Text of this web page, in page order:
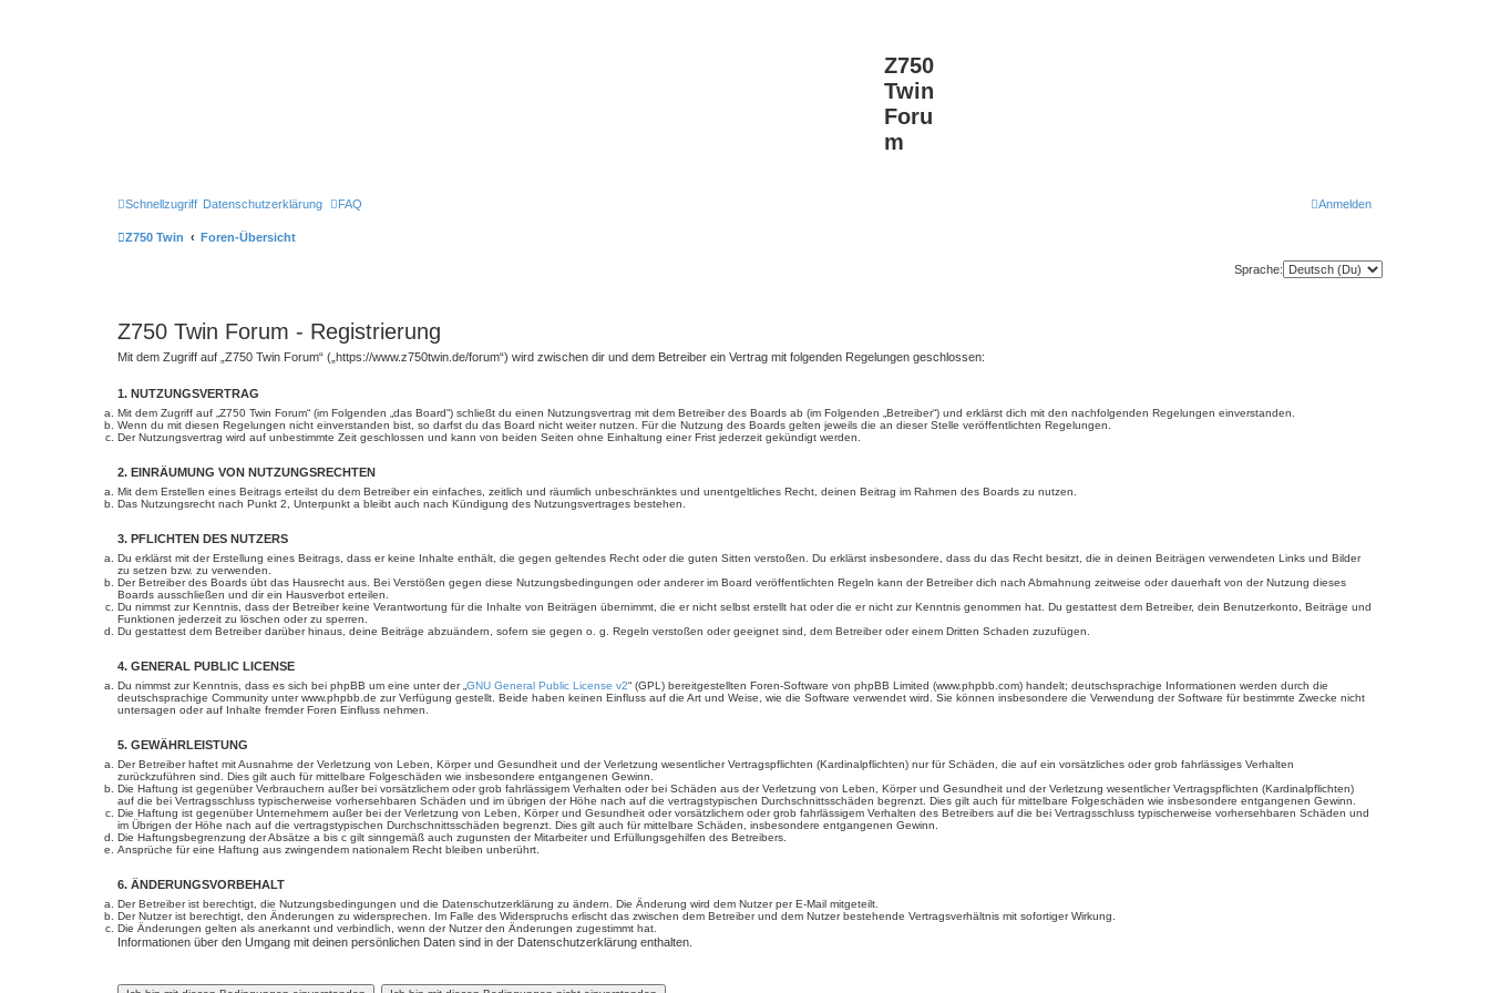
Z750
Twin
Foru
m
Schnellzugriff Datenschutzerklärung FAQ Anmelden
Z750 Twin Foren-Übersicht
Sprache:
Z750 Twin Forum - Registrierung
Mit dem Zugriff auf „Z750 Twin Forum“ („https://www.z750twin.de/forum“) wird zwischen dir und dem Betreiber ein Vertrag mit folgenden Regelungen geschlossen:
1. NUTZUNGSVERTRAG
Mit dem Zugriff auf „Z750 Twin Forum“ (im Folgenden „das Board“) schließt du einen Nutzungsvertrag mit dem Betreiber des Boards ab (im Folgenden „Betreiber“) und erklärst dich mit den nachfolgenden Regelungen einverstanden.
Wenn du mit diesen Regelungen nicht einverstanden bist, so darfst du das Board nicht weiter nutzen. Für die Nutzung des Boards gelten jeweils die an dieser Stelle veröffentlichten Regelungen.
Der Nutzungsvertrag wird auf unbestimmte Zeit geschlossen und kann von beiden Seiten ohne Einhaltung einer Frist jederzeit gekündigt werden.
2. EINRÄUMUNG VON NUTZUNGSRECHTEN
Mit dem Erstellen eines Beitrags erteilst du dem Betreiber ein einfaches, zeitlich und räumlich unbeschränktes und unentgeltliches Recht, deinen Beitrag im Rahmen des Boards zu nutzen.
Das Nutzungsrecht nach Punkt 2, Unterpunkt a bleibt auch nach Kündigung des Nutzungsvertrages bestehen.
3. PFLICHTEN DES NUTZERS
Du erklärst mit der Erstellung eines Beitrags, dass er keine Inhalte enthält, die gegen geltendes Recht oder die guten Sitten verstoßen. Du erklärst insbesondere, dass du das Recht besitzt, die in deinen Beiträgen verwendeten Links und Bilder
zu setzen bzw. zu verwenden.
Der Betreiber des Boards übt das Hausrecht aus. Bei Verstößen gegen diese Nutzungsbedingungen oder anderer im Board veröffentlichten Regeln kann der Betreiber dich nach Abmahnung zeitweise oder dauerhaft von der Nutzung dieses
Boards ausschließen und dir ein Hausverbot erteilen.
Du nimmst zur Kenntnis, dass der Betreiber keine Verantwortung für die Inhalte von Beiträgen übernimmt, die er nicht selbst erstellt hat oder die er nicht zur Kenntnis genommen hat. Du gestattest dem Betreiber, dein Benutzerkonto, Beiträge und
Funktionen jederzeit zu löschen oder zu sperren.
Du gestattest dem Betreiber darüber hinaus, deine Beiträge abzuändern, sofern sie gegen o. g. Regeln verstoßen oder geeignet sind, dem Betreiber oder einem Dritten Schaden zuzufügen.
4. GENERAL PUBLIC LICENSE
Du nimmst zur Kenntnis, dass es sich bei phpBB um eine unter der „ GNU General Public License v2“ (GPL) bereitgestellten Foren-Software von phpBB Limited (www.phpbb.com) handelt; deutschsprachige Informationen werden durch die
deutschsprachige Community unter www.phpbb.de zur Verfügung gestellt. Beide haben keinen Einfluss auf die Art und Weise, wie die Software verwendet wird. Sie können insbesondere die Verwendung der Software für bestimmte Zwecke nicht
untersagen oder auf Inhalte fremder Foren Einfluss nehmen.
5. GEWÄHRLEISTUNG
Der Betreiber haftet mit Ausnahme der Verletzung von Leben, Körper und Gesundheit und der Verletzung wesentlicher Vertragspflichten (Kardinalpflichten) nur für Schäden, die auf ein vorsätzliches oder grob fahrlässiges Verhalten
zurückzuführen sind. Dies gilt auch für mittelbare Folgeschäden wie insbesondere entgangenen Gewinn.
Die Haftung ist gegenüber Verbrauchern außer bei vorsätzlichem oder grob fahrlässigem Verhalten oder bei Schäden aus der Verletzung von Leben, Körper und Gesundheit und der Verletzung wesentlicher Vertragspflichten (Kardinalpflichten)
auf die bei Vertragsschluss typischerweise vorhersehbaren Schäden und im übrigen der Höhe nach auf die vertragstypischen Durchschnittsschäden begrenzt. Dies gilt auch für mittelbare Folgeschäden wie insbesondere entgangenen Gewinn.
Die Haftung ist gegenüber Unternehmern außer bei der Verletzung von Leben, Körper und Gesundheit oder vorsätzlichem oder grob fahrlässigem Verhalten des Betreibers auf die bei Vertragsschluss typischerweise vorhersehbaren Schäden und
im Übrigen der Höhe nach auf die vertragstypischen Durchschnittsschäden begrenzt. Dies gilt auch für mittelbare Schäden, insbesondere entgangenen Gewinn.
Die Haftungsbegrenzung der Absätze a bis c gilt sinngemäß auch zugunsten der Mitarbeiter und Erfüllungsgehilfen des Betreibers.
Ansprüche für eine Haftung aus zwingendem nationalem Recht bleiben unberührt.
6. ÄNDERUNGSVORBEHALT
Der Betreiber ist berechtigt, die Nutzungsbedingungen und die Datenschutzerklärung zu ändern. Die Änderung wird dem Nutzer per E-Mail mitgeteilt.
Der Nutzer ist berechtigt, den Änderungen zu widersprechen. Im Falle des Widerspruchs erlischt das zwischen dem Betreiber und dem Nutzer bestehende Vertragsverhältnis mit sofortiger Wirkung.
Die Änderungen gelten als anerkannt und verbindlich, wenn der Nutzer den Änderungen zugestimmt hat.
Informationen über den Umgang mit deinen persönlichen Daten sind in der Datenschutzerklärung enthalten.